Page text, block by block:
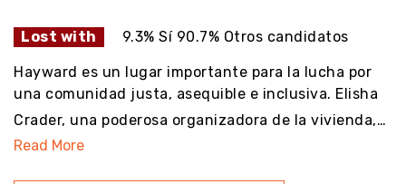
Lost with 9.3% Sí 90.7% Otros candidatos
Hayward es un lugar importante para la lucha por
una comunidad justa, asequible e inclusiva. Elisha
Crader, una poderosa organizadora de la vivienda,…
Read More